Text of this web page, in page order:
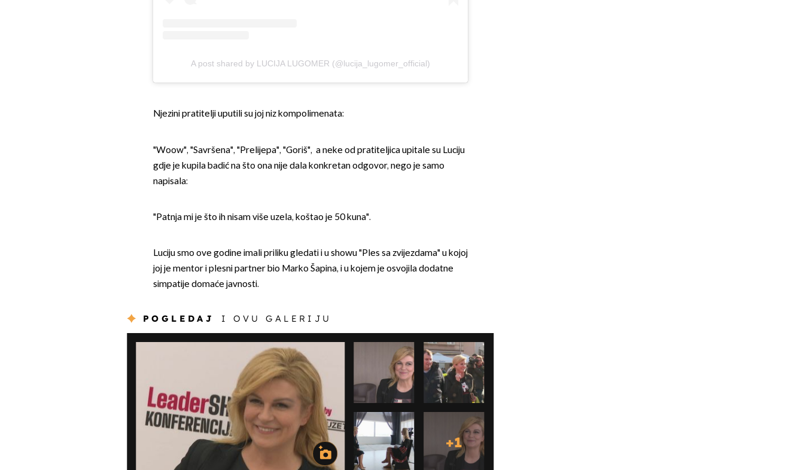
A post shared by LUCIJA LUGOMER (@lucija_lugomer_official)
Njezini pratitelji uputili su joj niz kompolimenata:
"Woow", "Savršena", "Prelijepa", "Goriš", a neke od pratiteljica upitale su Luciju
gdje je kupila badić na što ona nije dala konkretan odgovor, nego je samo
napisala:
"Patnja mi je što ih nisam više uzela, koštao je 50 kuna".
Luciju smo ove godine imali priliku gledati i u showu "Ples sa zvijezdama" u kojoj
joj je mentor i plesni partner bio Marko Šapina, i u kojem je osvojila dodatne
simpatije domaće javnosti.
POGLEDAJ I OVU GALERIJU
+1